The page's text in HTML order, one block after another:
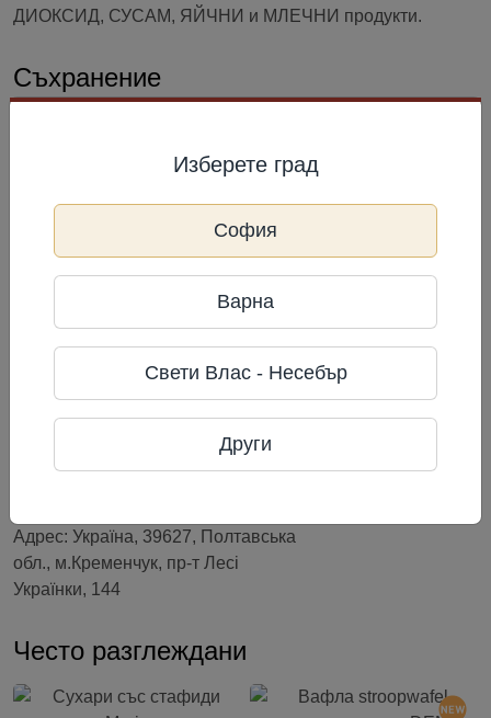
ДИОКСИД, СУСАМ, ЯЙЧНИ и МЛЕЧНИ продукти.
Съхранение
въздуха не повече от 75 %.
Информация за производител
Адрес: Україна, 39627, Полтавська
обл., м.Кременчук, пр-т Лесі
Українки, 144
Често разглеждани
Изберете град
София
Варна
Свети Влас - Несебър
Други